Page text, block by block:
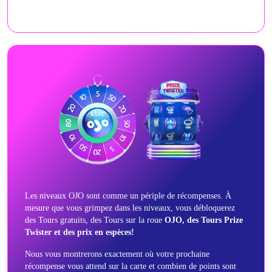
Les niveaux OJO sont comme un périple de récompenses. À
mesure que vous grimpez dans les niveaux, vous débloquerez
des Tours gratuits, des Tours sur la roue OJO, des Tours Prize
Twister et des prix en espèces!
Nous vous montrerons exactement où votre prochaine
récompense vous attend sur la carte et combien de points sont